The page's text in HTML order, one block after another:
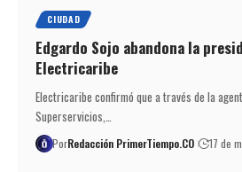
CIUDAD
Edgardo Sojo abandona la
Electricaribe
Electricaribe confirmó que a través de la
Superservicios,…
PorRedacción PrimerTiempo.CO 17 de